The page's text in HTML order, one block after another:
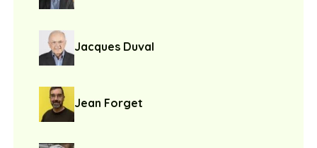
Jacques Duval
Jean Forget